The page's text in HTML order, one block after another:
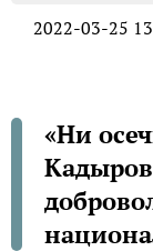
2022-03-25
«Ни
Кадыров